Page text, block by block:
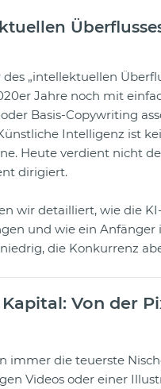
„intellektuellen
Jahre noch mit
Basis-Copywriting
Intelligenz ist
Heute verdient nicht
dirigiert.
wir detailliert, wie die
und wie ein
die Konkurrenz
Kapital: Von der
immer die teuerste
Videos oder einer